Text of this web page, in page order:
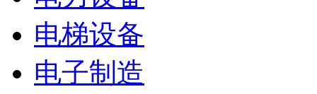
电梯设备
电子制造